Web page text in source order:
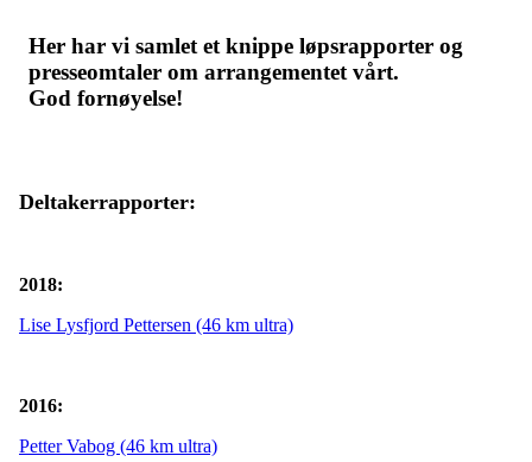
Her har vi samlet et knippe løpsrapporter og
presseomtaler om arrangementet vårt.
God fornøyelse!
Deltakerrapporter:
2018:
Lise Lysfjord Pettersen (46 km ultra)
2016:
Petter Vabog (46 km ultra)